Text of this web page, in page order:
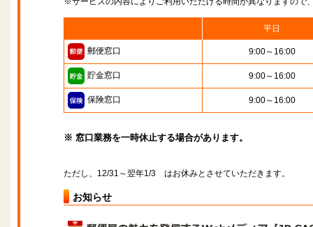
平日
郵便窓口 9:00～16:00
貯金窓口 9:00～16:00
保険窓口 9:00～16:00
※ 窓口業務を一時休止する場合があります。
ただし、12/31～翌年1/3 はお休みとさせていただきます。
お知らせ